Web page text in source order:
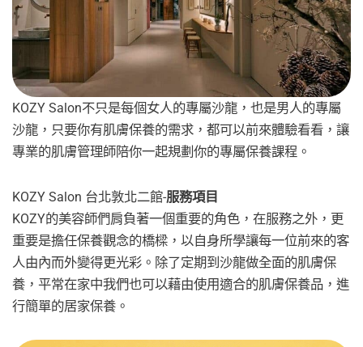
KOZY Salon不只是每個女人的專屬沙龍，也是男人的專屬
沙龍，只要你有肌膚保養的需求，都可以前來體驗看看，讓
專業的肌膚管理師陪你一起規劃你的專屬保養課程。
KOZY Salon 台北敦北二館-服務項目
KOZY的美容師們肩負著一個重要的角色，在服務之外，更
重要是擔任保養觀念的橋樑，以自身所學讓每一位前來的客
人由內而外變得更光彩。除了定期到沙龍做全面的肌膚保
養，平常在家中我們也可以藉由使用適合的肌膚保養品，進
行簡單的居家保養。